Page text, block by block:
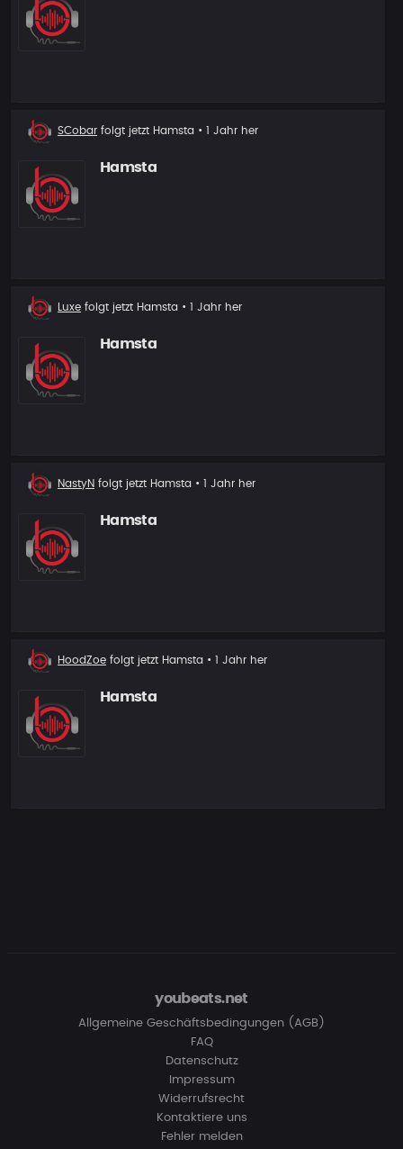
Neuer
SCobar folgt jetzt Hamsta • 1 Jahr her
Hamsta
Neuer
Follower
Luxe folgt jetzt Hamsta • 1 Jahr her
Hamsta
Neuer
Follower
NastyN folgt jetzt Hamsta • 1 Jahr her
Hamsta
Neuer
HoodZoe folgt jetzt Hamsta • 1 Jahr her
Hamsta
youbeats.net
Allgemeine Geschäftsbedingungen (AGB)
FAQ
Datenschutz
Impressum
Widerrufsrecht
Kontaktiere uns
Fehler melden